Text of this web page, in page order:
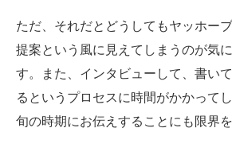
ただ、それだとどうしてもヤッホー
提案という風に見えてしまうのが気
す。また、インタビューして、書い
るというプロセスに時間がかかって
旬の時期にお伝えすることにも限界